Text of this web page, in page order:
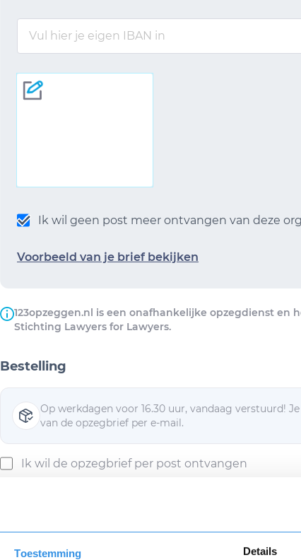
Toestemming Details
Ik wil geen post meer ontvangen van deze
Voorbeeld van je brief bekijken
123opzeggen.nl is een onafhankelijke opzegdienst en
Stichting Lawyers for Lawyers.
Bestelling
Op werkdagen voor 16.30 uur, vandaag verstuurd!
van de opzegbrief per e-mail.
Ik wil de opzegbrief per post ontvangen